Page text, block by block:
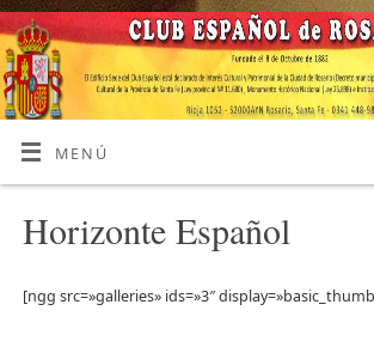
MENÚ
Horizonte Español
[ngg src=»galleries» ids=»3″